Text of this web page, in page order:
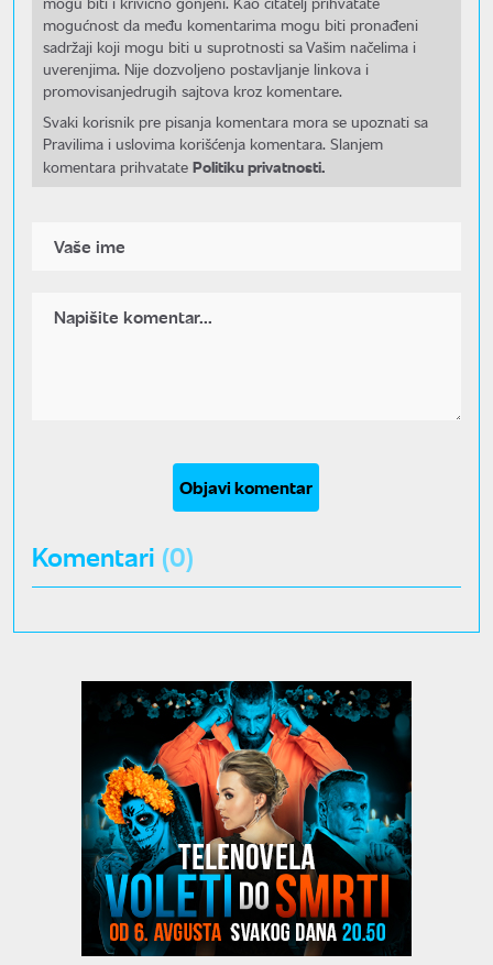
mogućnost da među komentarima mogu biti pronađeni
sadržaji koji mogu biti u suprotnosti sa Vašim načelima i
uverenjima. Nije dozvoljeno postavljanje linkova i
promovisanjedrugih sajtova kroz komentare.
Svaki korisnik pre pisanja komentara mora se upoznati sa
Pravilima i uslovima korišćenja komentara. Slanjem
komentara prihvatate Politiku privatnosti.
Objavi komentar
Komentari (0)